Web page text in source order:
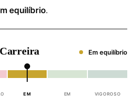
equilíbrio.
Em equilíbrio
EM
EM
VIGOROSO